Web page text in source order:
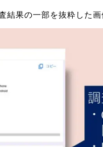
果の一部を抜粋した画